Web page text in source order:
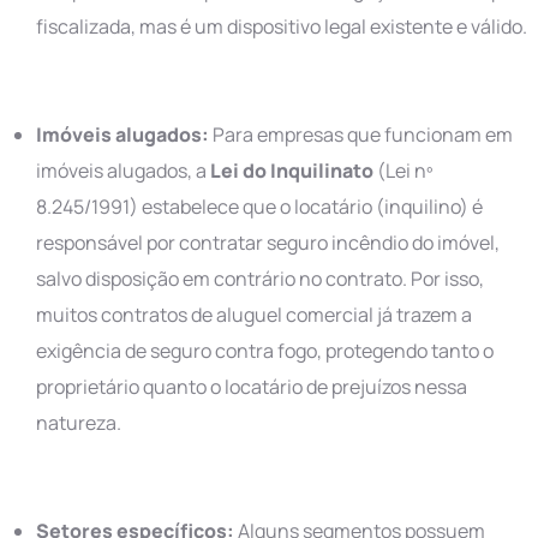
fiscalizada, mas é um dispositivo legal existente e válido.
Imóveis alugados: Para empresas que funcionam em
imóveis alugados, a Lei do Inquilinato (Lei nº
8.245/1991) estabelece que o locatário (inquilino) é
responsável por contratar seguro incêndio do imóvel,
salvo disposição em contrário no contrato. Por isso,
muitos contratos de aluguel comercial já trazem a
exigência de seguro contra fogo, protegendo tanto o
proprietário quanto o locatário de prejuízos nessa
natureza.
Setores específicos: Alguns segmentos possuem